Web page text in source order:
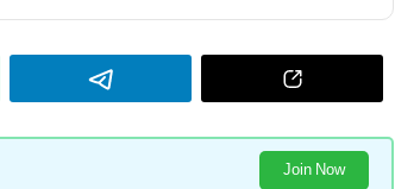
Join Now